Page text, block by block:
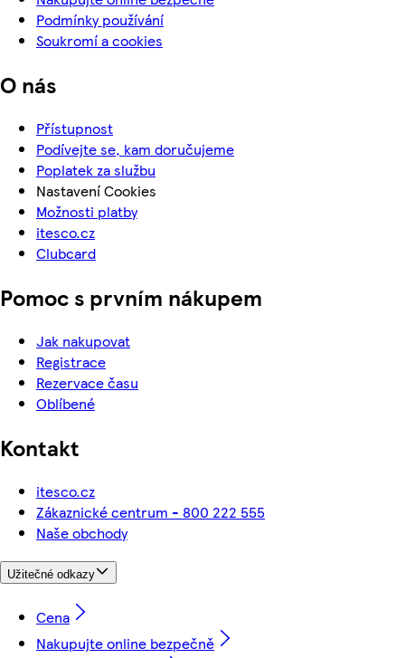
Podmínky používání
Soukromí a cookies
O nás
Přístupnost
Podívejte se, kam doručujeme
Poplatek za službu
Nastavení Cookies
Možnosti platby
itesco.cz
Clubcard
Pomoc s prvním nákupem
Jak nakupovat
Registrace
Rezervace času
Oblíbené
Kontakt
itesco.cz
Zákaznické centrum - 800 222 555
Naše obchody
Užitečné odkazy
Cena
Nakupujte online bezpečně